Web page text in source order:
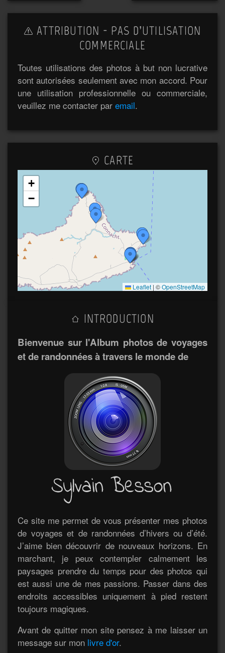
ATTRIBUTION - PAS D’UTILISATION
COMMERCIALE
Toutes utilisations des photos à but non lucrative
sont autorisées seulement avec mon accord. Pour
une utilisation professionnelle ou commerciale,
veuillez me contacter par email.
CARTE
+
−
Leaflet | ©OpenStreetMap
INTRODUCTION
Bienvenue sur l'Album photos de voyages
et de randonnées à travers le monde de
Ce site me permet de vous présenter mes photos
de voyages et de randonnées d’hivers ou d’été.
J’aime bien découvrir de nouveaux horizons. En
marchant, je peux contempler calmement les
paysages prendre du temps pour des photos qui
est aussi une de mes passions. Passer dans des
endroits accessibles uniquement à pied restent
toujours magiques.
Avant de quitter mon site pensez à me laisser un
message sur mon livre d'or.